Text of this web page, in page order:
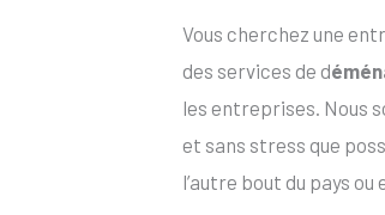
Vous cherchez une
des services de d
les entreprises. Nous
et sans stress que
l’autre bout du pays ou